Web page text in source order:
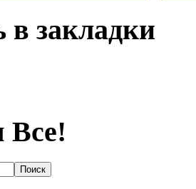
в закладки
Все!